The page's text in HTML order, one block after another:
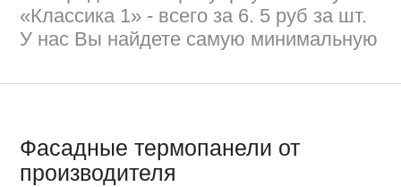
«Классика 1» - всего за 6. 5 руб за шт.
У нас Вы найдете самую минимальную
Фасадные термопанели от
производителя